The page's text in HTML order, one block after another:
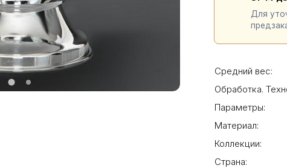
Для
Средний вес:
Обработка.
Параметры:
Материал:
Коллекции:
Страна: